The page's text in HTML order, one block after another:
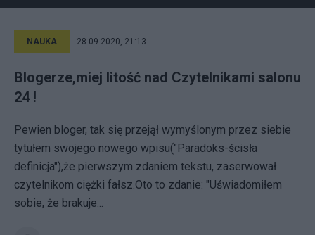
NAUKA 28.09.2020, 21:13
Blogerze,miej litość nad Czytelnikami salonu
24 !
Pewien bloger, tak się przejął wymyślonym przez siebie
tytułem swojego nowego wpisu("Paradoks-ścisła
definicja"),że pierwszym zdaniem tekstu, zaserwował
czytelnikom ciężki fałsz.Oto to zdanie: "Uświadomiłem
sobie, że brakuje...